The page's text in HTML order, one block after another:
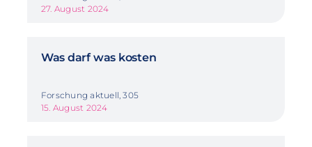
27. August 2024
Was darf was kosten
Forschung aktuell, 305
15. August 2024